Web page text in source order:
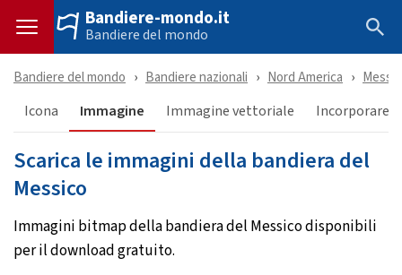
Bandiere-mondo.it
Bandiere del mondo
Bandiere del mondo Bandiere nazionali Nord America
Icona Immagine Immagine vettoriale Incorporare
Scarica le immagini della bandiera del
Messico
Immagini bitmap della bandiera del Messico disponibili
per il download gratuito.